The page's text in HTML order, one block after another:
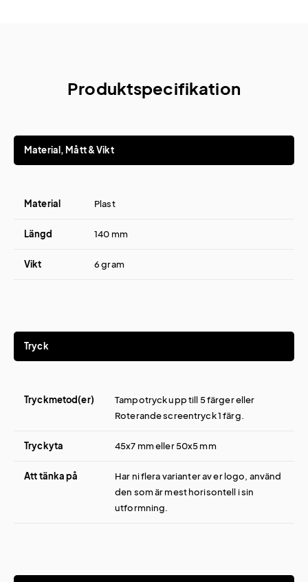
Produktspecifikation
Material, Mått & Vikt
Material Plast
Längd 140 mm
Vikt 6 gram
Tryck
Tryckmetod(er)
Tampotryck upp till 5 färger eller
Roterande screentryck 1 färg.
Tryckyta 45x7 mm eller 50x5 mm
Att tänka på
Har ni flera varianter av er logo, använd
den som är mest horisontell i sin
utformning.